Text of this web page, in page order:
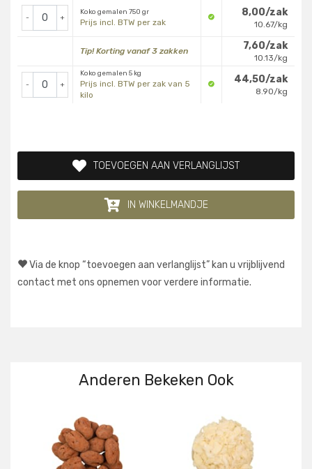
- +
Koko gemalen 750 gr
Prijs incl. BTW per zak
8,00/zak
10.67/kg
Tip! Korting vanaf 3 zakken 7,60/zak
10.13/kg
- +
Koko gemalen 5 kg
Prijs incl. BTW per zak van 5
kilo
44,50/zak
8.90/kg
TOEVOEGEN AAN VERLANGLIJST
IN WINKELMANDJE
Via de knop “toevoegen aan verlanglijst” kan u vrijblijvend
contact met ons opnemen voor verdere informatie.
Anderen Bekeken Ook